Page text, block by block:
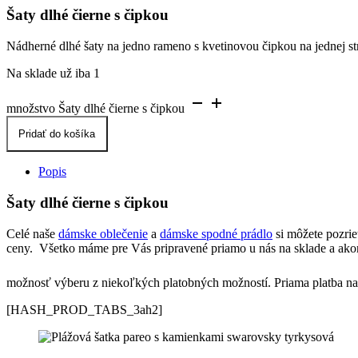
Šaty dlhé čierne s čipkou
Nádherné dlhé šaty na jedno rameno s kvetinovou čipkou na jednej
Na sklade už iba 1
množstvo Šaty dlhé čierne s čipkou
Pridať do košíka
Popis
Šaty dlhé čierne s čipkou
Celé naše dámske oblečenie a dámske spodné prádlo si môžete
ceny. Všetko máme pre Vás pripravené priamo u nás na sklade a
možnosť výberu z niekoľkých platobných možností. Priama platba
[HASH_PROD_TABS_3ah2]